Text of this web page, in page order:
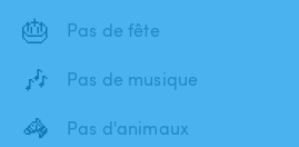
🎂 Pas de fête
🎶 Pas de musique
🦓 Pas d'animaux